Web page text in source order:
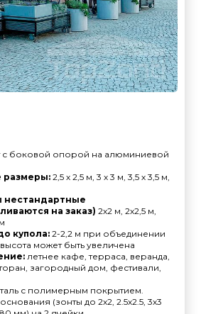
с боковой опорой на алюминиевой
размеры: 2,5 х 2,5 м, 3 х 3 м, 3,5 х 3,5 м,
нестандартные
на заказ) 2х2 м, 2х2,5 м,
купола: 2-2,2 м при объединении
может быть увеличена
летнее кафе, терраса, веранда,
загородный дом, фестивали,
с полимерным покрытием.
(зонты до 2х2, 2.5х2.5, 3х3